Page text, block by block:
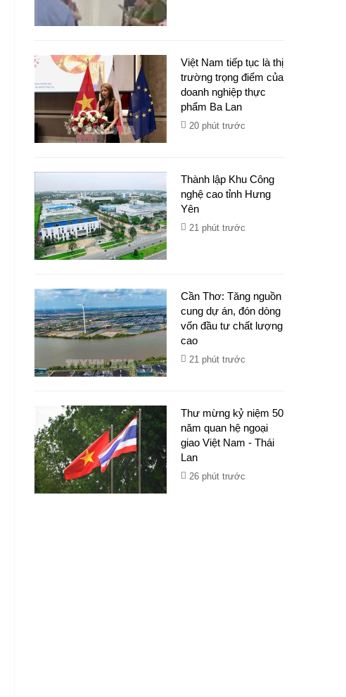
Việt Nam tiếp tục là thị
trường trọng điểm của
doanh nghiệp thực
phẩm Ba Lan
20 phút trước
Thành lập Khu Công
nghệ cao tỉnh Hưng
Yên
21 phút trước
Cần Thơ: Tăng nguồn
cung dự án, đón dòng
vốn đầu tư chất lượng
cao
21 phút trước
Thư mừng kỷ niệm 50
năm quan hệ ngoại
giao Việt Nam - Thái
Lan
26 phút trước